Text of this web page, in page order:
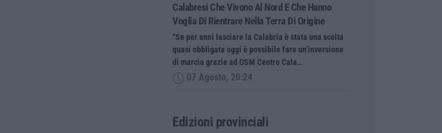
Calabresi Che Vivono Al Nord E Che Hanno
Voglia Di Rientrare Nella Terra Di Origine
“Se per anni lasciare la Calabria è stata una scelta
quasi obbligata oggi è possibile fare un’inversione
di marcia grazie ad OSM Centro Cala…
07 Agosto, 20:24
Edizioni provinciali